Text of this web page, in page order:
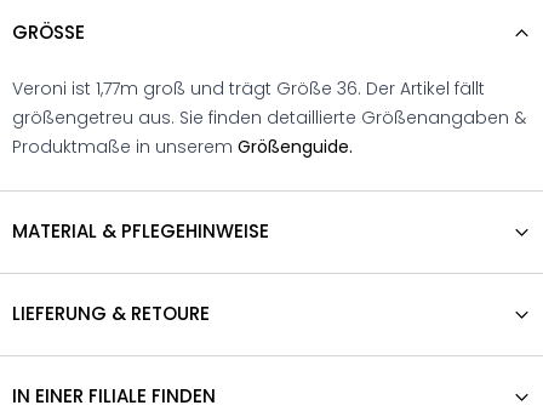
GRÖSSE
Veroni ist 1,77m groß und trägt Größe 36. Der Artikel fällt
größengetreu aus. Sie finden detaillierte Größenangaben &
Produktmaße in unserem Größenguide.
MATERIAL & PFLEGEHINWEISE
LIEFERUNG & RETOURE
IN EINER FILIALE FINDEN